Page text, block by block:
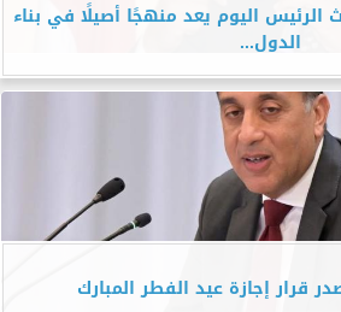
الرئيس اليوم يعد منهجًا أصيلًا في بناء
الدول...
قرار إجازة عيد الفطر المبارك